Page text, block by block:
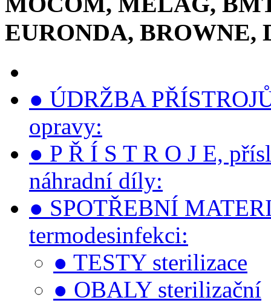
EURONDA, BROWNE,
● ÚDRŽBA
opravy:
● P Ř Í S T R O J E,
náhradní díly:
● SPOTŘEBNÍ
termodesinfekci:
● TESTY sterilizace
● OBALY sterilizační